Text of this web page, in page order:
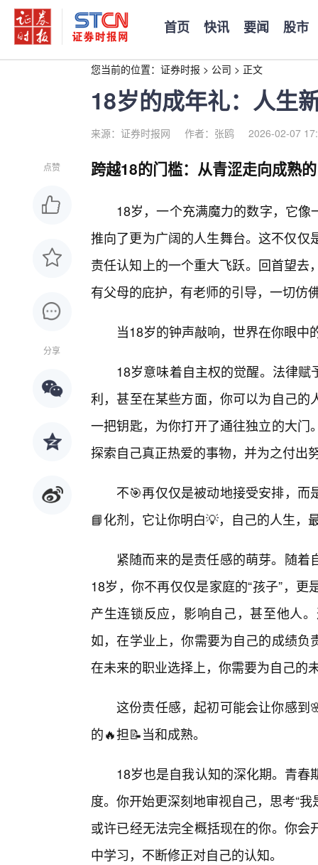
首页 快讯 要闻 股市
您当前的位置： 证券时报 > 公司 > 正文
18岁的成年礼：人生
来源：证券时报网 作者：张鸥 2026-02-07
点赞
分享
跨越18的门槛：从青涩走向成熟
18岁，一个充满魔力的数字，它
推向了更为广阔的人生舞台。这不仅
责任认知上的一个重大飞跃。回首望
有父母的庇护，有老师的引导，一切仿
当18岁的钟声敲响，世界在你眼中
18岁意味着自主权的觉醒。法律
利，甚至在某些方面，你可以为自己
一把钥匙，为你打开了通往独立的大
探索自己真正热爱的事物，并为之付出
不🎯再仅仅是被动地接受安排，
📘化剂，它让你明白💡，自己的人生，
紧随而来的是责任感的萌芽。随
18岁，你不再仅仅是家庭的“孩子”，
产生连锁反应，影响自己，甚至他人
如，在学业上，你需要为自己的成绩
在未来的职业选择上，你需要为自己的
这份责任感，起初可能会让你感到
的🔥担📝当和成熟。
18岁也是自我认知的深化期。青
度。你开始更深刻地审视自己，思考“
或许已经无法完全概括现在的你。你
中学习，不断修正对自己的认知。